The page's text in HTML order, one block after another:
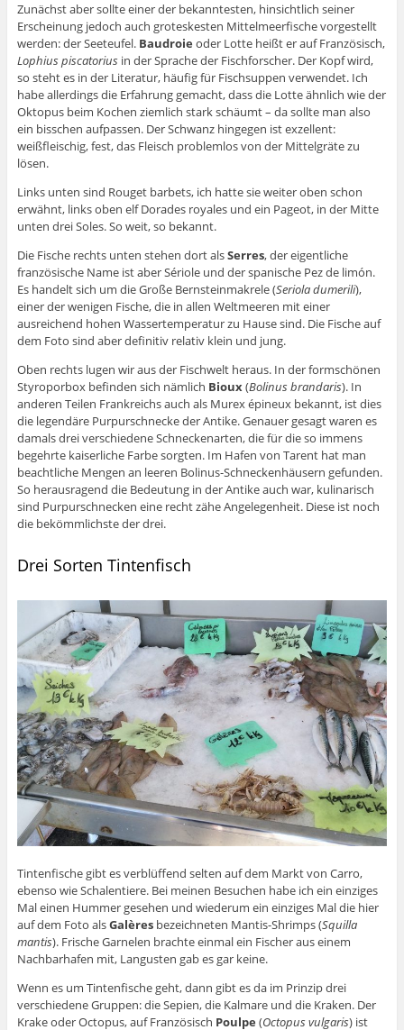
Zunächst aber sollte einer der bekanntesten, hinsichtlich seiner
Erscheinung jedoch auch groteskesten Mittelmeerfische vorgestellt
werden: der Seeteufel. Baudroie oder Lotte heißt er auf Französisch,
Lophius piscatoriusin der Sprache der Fischforscher. Der Kopf wird,
so steht es in der Literatur, häufig für Fischsuppen verwendet. Ich
habe allerdings die Erfahrung gemacht, dass die Lotte ähnlich wie der
Oktopus beim Kochen ziemlich stark schäumt – da sollte man also
ein bisschen aufpassen. Der Schwanz hingegen ist exzellent:
weißfleischig, fest, das Fleisch problemlos von der Mittelgräte zu
lösen.
Links unten sind Rouget barbets, ich hatte sie weiter oben schon
erwähnt, links oben elf Dorades royales und ein Pageot, in der Mitte
unten drei Soles. So weit, so bekannt.
Die Fische rechts unten stehen dort alsSerres, der eigentliche
französische Name ist aber Sériole und der spanische Pez de limón.
Es handelt sich um die Große Bernsteinmakrele (Seriola dumerili),
einer der wenigen Fische, die in allen Weltmeeren mit einer
ausreichend hohen Wassertemperatur zu Hause sind. Die Fische auf
dem Foto sind aber definitiv relativ klein und jung.
Oben rechts lugen wir aus der Fischwelt heraus. In der formschönen
Styroporbox befinden sich nämlich Bioux(Bolinus brandaris). In
anderen Teilen Frankreichs auch als Murex épineux bekannt, ist dies
die legendäre Purpurschnecke der Antike. Genauer gesagt waren es
damals drei verschiedene Schneckenarten, die für die so immens
begehrte kaiserliche Farbe sorgten. Im Hafen von Tarent hat man
beachtliche Mengen an leeren Bolinus-Schneckenhäusern gefunden.
So herausragend die Bedeutung in der Antike auch war, kulinarisch
sind Purpurschnecken eine recht zähe Angelegenheit. Diese ist noch
die bekömmlichste der drei.
Drei Sorten Tintenfisch
Tintenfische gibt es verblüffend selten auf dem Markt von Carro,
ebenso wie Schalentiere. Bei meinen Besuchen habe ich ein einziges
Mal einen Hummer gesehen und wiederum ein einziges Mal die hier
auf dem Foto alsGalèresbezeichneten Mantis-Shrimps (Squilla
mantis). Frische Garnelen brachte einmal ein Fischer aus einem
Nachbarhafen mit, Langusten gab es gar keine.
Wenn es um Tintenfische geht, dann gibt es da im Prinzip drei
verschiedene Gruppen: die Sepien, die Kalmare und die Kraken. Der
Krake oder Octopus, auf Französisch Poulpe (Octopus vulgaris) ist